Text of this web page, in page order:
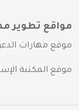
مواقع تطوير
موقع مهارات
موقع المكتبة